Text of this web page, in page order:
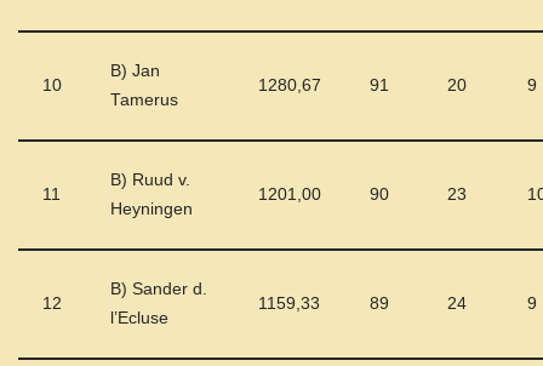
10
B) Jan
Tamerus
1280,67 91 20 9
11
B) Ruud v.
Heyningen
1201,00 90 23
12
B) Sander d.
l’Ecluse
1159,33 89 24 9